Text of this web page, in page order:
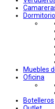
Dormitorio
Muebles
Oficina
Botelleros